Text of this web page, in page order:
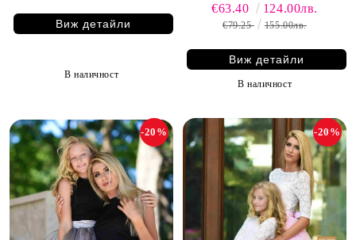
Виж детайли
В наличност
€63.40 124.00лв.
€79.25 155.00лв.
Виж детайли
В наличност
-20% -20%